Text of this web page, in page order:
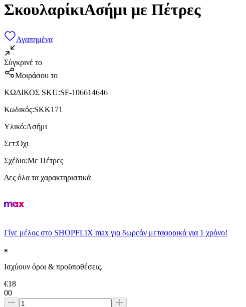
ΣκουλαρίκιΑσήμι με Πέτρες
Αγαπημένα
Σύγκρινέ το
Μοιράσου το
ΚΩΔΙΚΟΣ SKU:SF-106614646
Κωδικός:SKK171
Υλικό:Ασήμι
Σετ:Όχι
Σχέδιο:Με Πέτρες
Δες όλα τα χαρακτηριστικά
Γίνε μέλος στο SHOPFLIX max για δωρεάν μεταφορικά για 1 χρόνο!
Ισχύουν όροι & προϋποθέσεις.
€18
00